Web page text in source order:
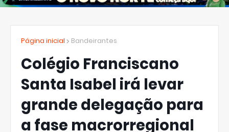
Página inicial Bandeirantes
Colégio Franciscano
Santa Isabel irá levar
grande delegação para
a fase macrorregional